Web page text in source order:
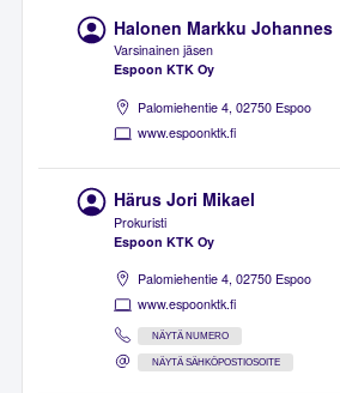
Halonen Markku Johannes
Varsinainen jäsen
Espoon KTK Oy
Palomiehentie 4, 02750 Espoo
www.espoonktk.fi
Härus Jori Mikael
Prokuristi
Espoon KTK Oy
Palomiehentie 4, 02750 Espoo
www.espoonktk.fi
NÄYTÄ NUMERO
NÄYTÄ SÄHKÖPOSTIOSOITE